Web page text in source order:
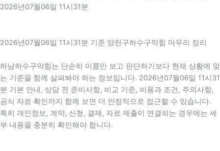
2026년07월06일 11시31분
2026년07월06일 11시31분 기준 양천구하수구막힘 마무리 정리
하남하수구막힘는 단순히 이름만 보고 판단하기보다 현재 상황에 맞
는 기준을 함께 살펴봐야 하는 정보입니다. 2026년07월06일 11시31
분 기본 안내, 상담 전 준비사항, 비교 기준, 비용과 조건, 주의사항,
공식 자료 확인까지 함께 보면 더 안정적으로 접근할 수 있습니다.
특히 개인정보, 계약, 신청, 결제, 자료 제출이 연결되는 경우에는 세
부 내용을 충분히 확인해야 합니다.